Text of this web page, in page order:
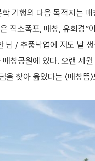
기행의 다음 목적지는
직소폭포, 매창, 유희경
/ 추풍낙엽에 저도 날 생
창공원에 있다. 오랜 세
찾아 읊었다는 〈매창뜸